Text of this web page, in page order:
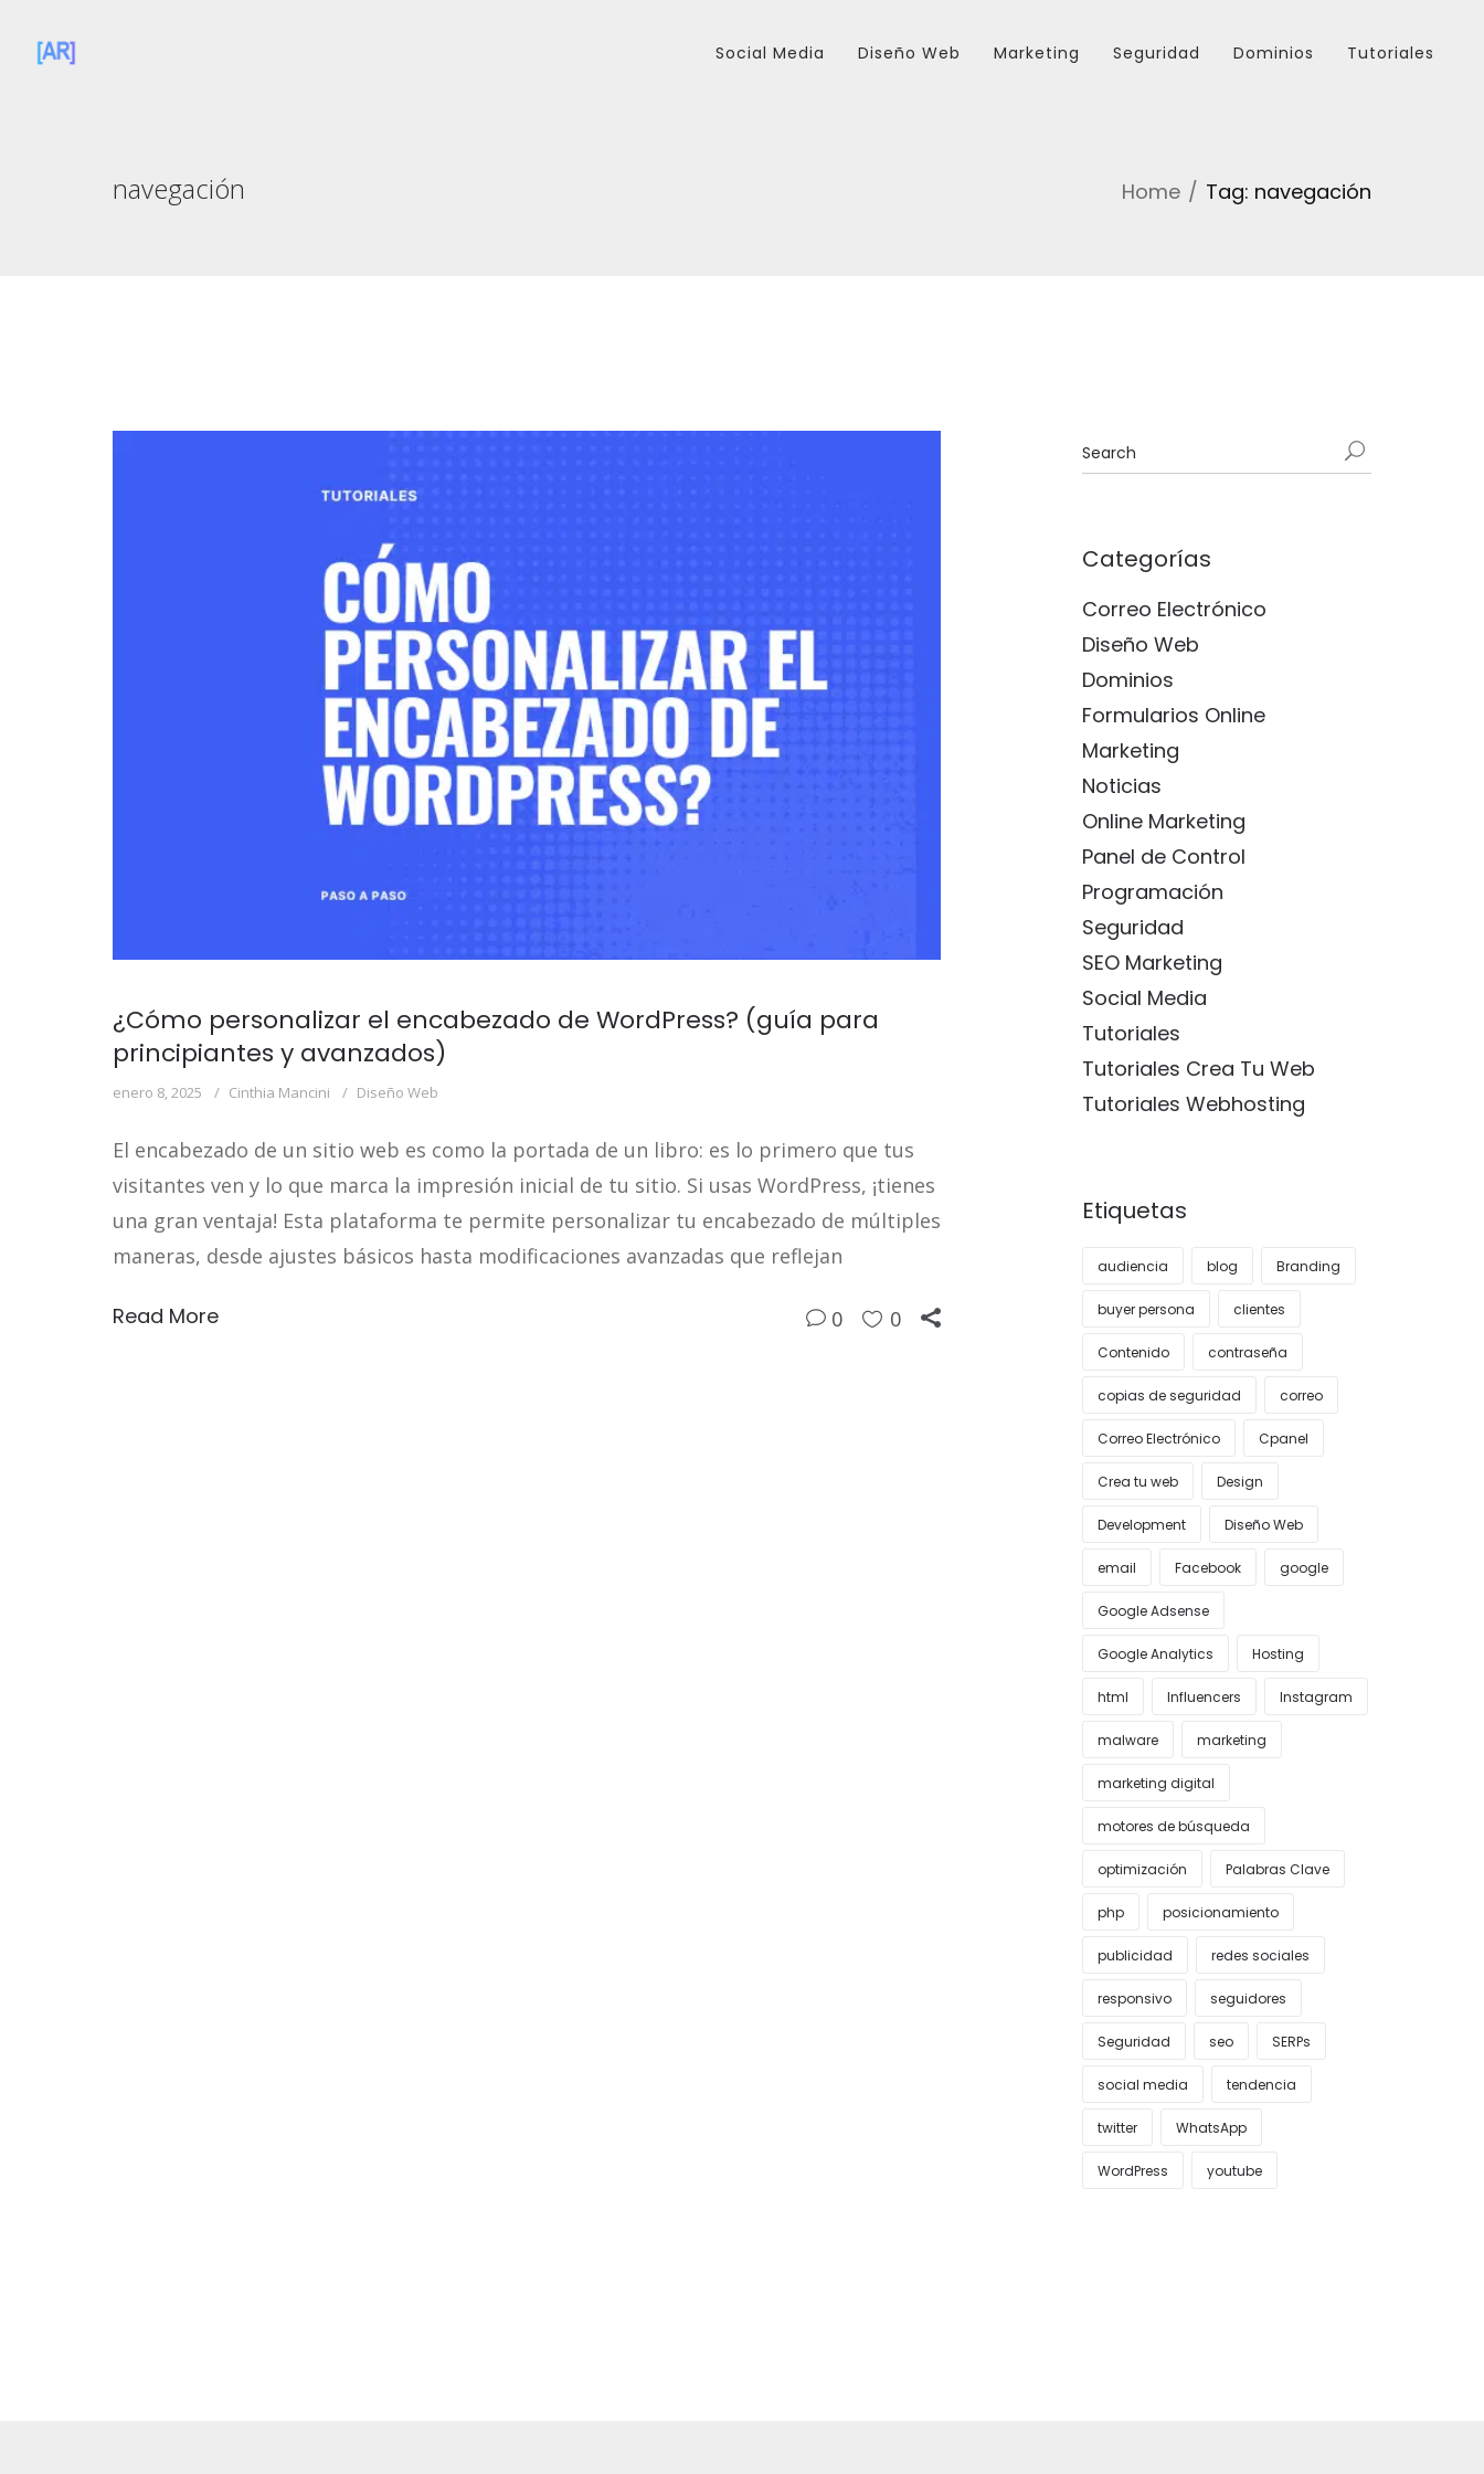
Social Media Diseño Web Marketing Seguridad Dominios Tutoriales
navegación Home Tag: navegación
¿Cómo personalizar el encabezado de WordPress? (guía para
principiantes y avanzados)
enero 8, 2025 Cinthia Mancini Diseño Web
El encabezado de un sitio web es como la portada de un libro: es lo primero que tus
visitantes ven y lo que marca la impresión inicial de tu sitio. Si usas WordPress, ¡tienes
una gran ventaja! Esta plataforma te permite personalizar tu encabezado de múltiples
maneras, desde ajustes básicos hasta modificaciones avanzadas que reflejan
Read More 0 0
Categorías
Correo Electrónico
Diseño Web
Dominios
Formularios Online
Marketing
Noticias
Online Marketing
Panel de Control
Programación
Seguridad
SEO Marketing
Social Media
Tutoriales
Tutoriales Crea Tu Web
Tutoriales Webhosting
Etiquetas
audiencia blog Branding
buyer persona clientes
Contenido contraseña
copias de seguridad correo
Correo Electrónico Cpanel
Crea tu web Design
Development Diseño Web
email Facebook google
Google Adsense
Google Analytics Hosting
html Influencers Instagram
malware marketing
marketing digital
motores de búsqueda
optimización Palabras Clave
php posicionamiento
publicidad redes sociales
responsivo seguidores
Seguridad seo SERPs
social media tendencia
twitter WhatsApp
WordPress youtube